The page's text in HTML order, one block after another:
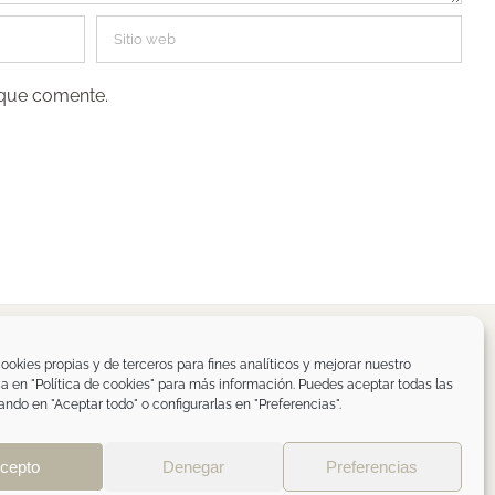
propias y de terceros para fines analíticos y mejorar nuestro
en "Política de cookies" para más información. Puedes aceptar todas las
en "Aceptar todo" o configurarlas en "Preferencias".
Denegar Preferencias
comente.
privacidad RRSS ÁREA PROFESIONAL